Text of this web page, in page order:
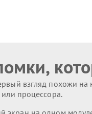
взгляд похожи на
или процессора.